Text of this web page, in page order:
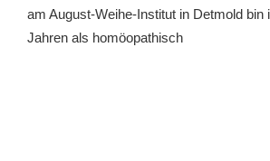
am August-Weihe-Institut in Detmold bin
Jahren als homöopathisch